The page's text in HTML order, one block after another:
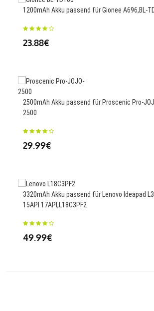
1200mAh Akku passend für Gionee A696,BL-
23.88€
2500mAh Akku passend für Proscenic Pro-
2500
29.99€
3320mAh Akku passend für Lenovo Ideapad
15API 17API,L18C3PF2
49.99€